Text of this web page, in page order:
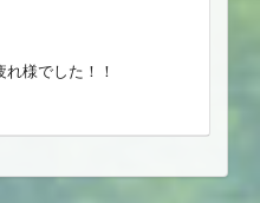
様でした！！